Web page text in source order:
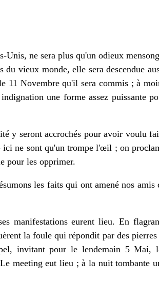
Unis, ne sera plus qu'un odieux
du vieux monde, elle sera descendue
11 Novembre qu'il sera commis ; à
une forme assez puissante
y seront accrochés pour avoir voulu
ici ne sont qu'un trompe l'œil ; on
pour les opprimer.
les faits qui ont amené nos amis
manifestations eurent lieu. En
la foule qui répondit par des pierres
invitant pour le lendemain 5 Mai,
meeting eut lieu ; à la nuit tombante